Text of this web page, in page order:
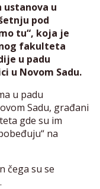
ustanova u
pod
tu“, koja je
fakulteta
u padu
u Novom Sadu.
u padu
Sadu, građani
gde su im
na
čega su se